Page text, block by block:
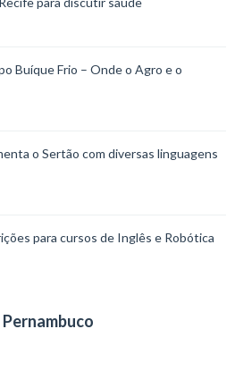
Buíque Frio – Onde o Agro e o
o Sertão com diversas linguagens
para cursos de Inglês e Robótica